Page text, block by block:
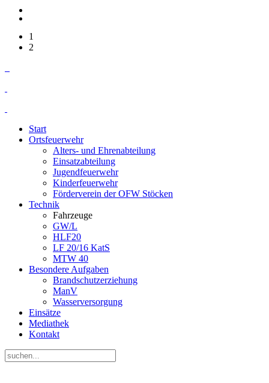
1
2
Start
Ortsfeuerwehr
Alters- und Ehrenabteilung
Einsatzabteilung
Jugendfeuerwehr
Kinderfeuerwehr
Förderverein der OFW Stöcken
Technik
Fahrzeuge
GW/L
HLF20
LF 20/16 KatS
MTW 40
Besondere Aufgaben
Brandschutzerziehung
ManV
Wasserversorgung
Einsätze
Mediathek
Kontakt